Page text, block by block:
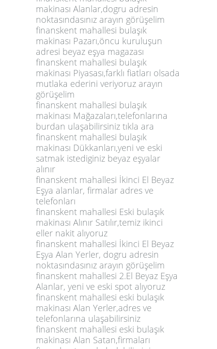
makinası Alanlar,dogru adresin
noktasındasınız arayın görüşelim
finanskent mahallesi bulaşık
makinası Pazarı,öncu kuruluşun
adresi beyaz eşya magazası
finanskent mahallesi bulaşık
makinası Piyasası,farklı fiatları olsada
mutlaka ederini veriyoruz arayın
görüşelim
finanskent mahallesi bulaşık
makinası Mağazaları,telefonlarına
burdan ulaşabilirsiniz tıkla ara
finanskent mahallesi bulaşık
makinası Dükkanları,yeni ve eski
satmak istediginiz beyaz eşyalar
alınır
finanskent mahallesi İkinci El Beyaz
Eşya alanlar, firmalar adres ve
telefonları
finanskent mahallesi Eski bulaşık
makinası Alınır Satılır,temiz ikinci
eller nakit alıyoruz
finanskent mahallesi İkinci El Beyaz
Eşya Alan Yerler, dogru adresin
noktasındasınız arayın görüşelim
finanskent mahallesi 2.El Beyaz Eşya
Alanlar, yeni ve eski spot alıyoruz
finanskent mahallesi eski bulaşık
makinası Alan Yerler,adres ve
telefonlarına ulaşabilirsiniz
finanskent mahallesi eski bulaşık
makinası Alan Satan,firmaları